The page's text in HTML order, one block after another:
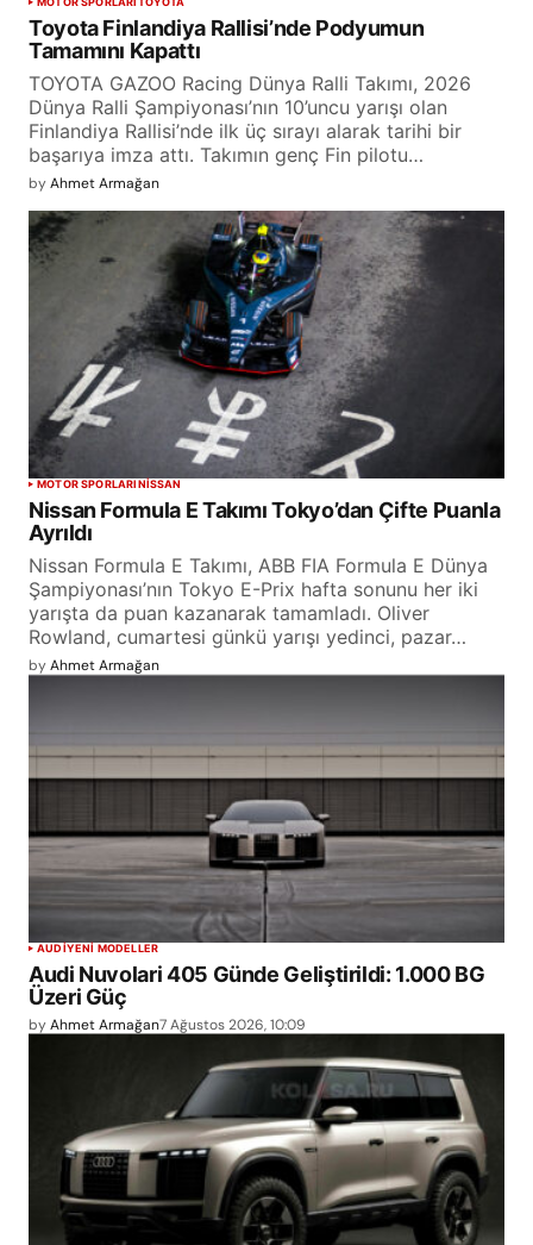
Toyota Finlandiya Rallisi’nde Podyumun
Tamamını Kapattı
TOYOTA GAZOO Racing Dünya Ralli Takımı, 2026
Dünya Ralli Şampiyonası’nın 10’uncu yarışı olan
Finlandiya Rallisi’nde ilk üç sırayı alarak tarihi bir
başarıya imza attı. Takımın genç Fin pilotu…
byAhmet Armağan
MOTOR SPORLARINISSAN
Nissan Formula E Takımı Tokyo’dan Çifte Puanla
Ayrıldı
Nissan Formula E Takımı, ABB FIA Formula E Dünya
Şampiyonası’nın Tokyo E-Prix hafta sonunu her iki
yarışta da puan kazanarak tamamladı. Oliver
Rowland, cumartesi günkü yarışı yedinci, pazar…
byAhmet Armağan
AUDIYENİ MODELLER
Audi Nuvolari 405 Günde Geliştirildi: 1.000 BG
Üzeri Güç
byAhmet Armağan7 Ağustos 2026, 10:09